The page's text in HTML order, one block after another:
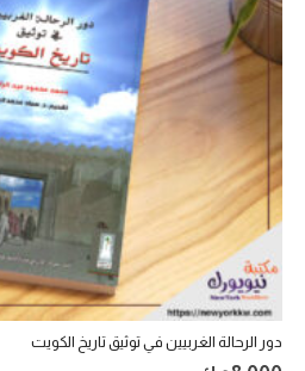
دور الرحالة الغربيين في توثيق تاريخ الكويت